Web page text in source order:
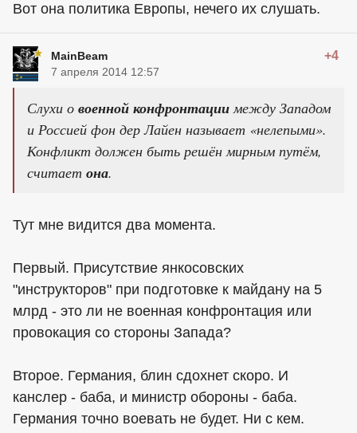
Вот она политика Европы, нечего их слушать.
MainBeam +4
7 апреля 2014 12:57
Слухи о военной конфронтациимежду Западом
и Россией фон дер Лайен называет «нелепыми».
Конфликт должен быть решён мирным путём,
считает она.
Тут мне видится два момента.
Первый. Присутствие янкосовских
"инструкторов" при подготовке к майдану на 5
млрд - это ли не военная конфронтация или
провокация со стороны Запада?
Второе. Германия, блин сдохнет скоро. И
канслер - баба, и министр обороны - баба.
Германия точно воевать не будет. Ни с кем.